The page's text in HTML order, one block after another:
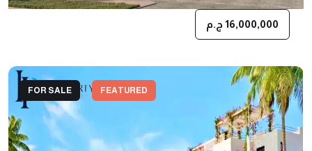
16,000,000 ج.م
FEATURED
FOR SALE